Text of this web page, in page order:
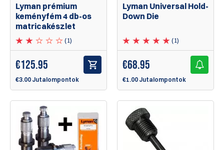
Lyman prémium
keményfém 4 db-os
matricakészlet
(1)
€125.95
€3.00 Jutalompontok
Lyman Universal Hold-
Down Die
(1)
€68.95
€1.00 Jutalompontok